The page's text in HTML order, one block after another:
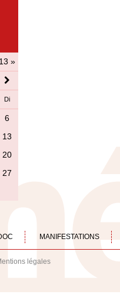
»
Di
6
13
20
27
MANIFESTATIONS
légales